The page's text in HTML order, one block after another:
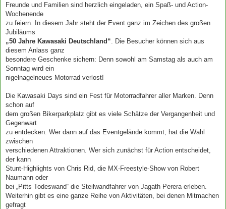
Freunde und Familien sind herzlich eingeladen, ein Spaß- und Action-
Wochenende
zu feiern. In diesem Jahr steht der Event ganz im Zeichen des großen
Jubiläums
„50 Jahre Kawasaki Deutschland“ . Die Besucher können sich aus
diesem Anlass ganz
besondere Geschenke sichern: Denn sowohl am Samstag als auch am
Sonntag wird ein
nigelnagelneues Motorrad verlost!
Die Kawasaki Days sind ein Fest für Motorradfahrer aller Marken. Denn
schon auf
dem großen Bikerparkplatz gibt es viele Schätze der Vergangenheit und
Gegenwart
zu entdecken. Wer dann auf das Eventgelände kommt, hat die Wahl
zwischen
verschiedenen Attraktionen. Wer sich zunächst für Action entscheidet,
der kann
Stunt-Highlights von Chris Rid, die MX-Freestyle-Show von Robert
Naumann oder
bei „Pitts Todeswand“ die Steilwandfahrer von Jagath Perera erleben.
Weiterhin gibt es eine ganze Reihe von Aktivitäten, bei denen Mitmachen
gefragt